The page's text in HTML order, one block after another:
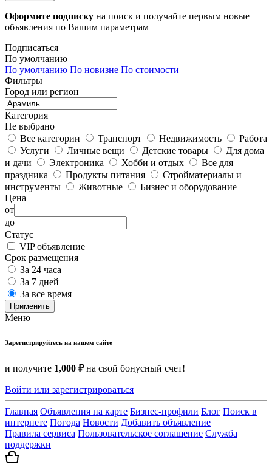
Оформите подписку на поиск и получайте первым новые
объявления по Вашим параметрам
Подписаться
По умолчанию
По умолчанию По новизне По стоимости
Фильтры
Город или регион
Категория
Не выбрано
Все категории
Транспорт Недвижимость
Работа
Услуги
Личные вещи Детские товары
Для дома
и дачи
Электроника Хобби и отдых
Все для
праздника
Продукты питания
Стройматериалы и
инструменты
Животные
Бизнес и оборудование
Цена
от
до
Статус
VIP объявление
Срок размещения
За 24 часа
За 7 дней
За все время
Применить
Меню
Зарегистрируйтесь на нашем сайте
и получите 1,000 ₽на свой бонусный счет!
Войти или зарегистрироваться
Главная Объявления на карте Бизнес-профили Блог Поиск в
интернете Погода Новости Добавить объявление
Правила сервиса Пользовательское соглашение Служба
поддержки